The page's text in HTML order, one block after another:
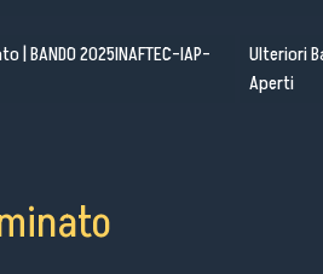
BANDO 2025INAFTEC-IAP-
Ulteriori
Aperti
Scuole e Università
Per il personale